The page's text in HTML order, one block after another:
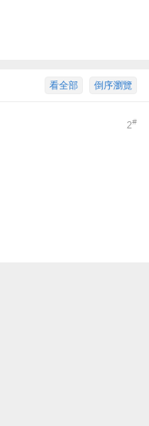
倒序瀏覽
看全部
2#